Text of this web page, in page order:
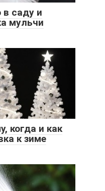
саду и
мульчи
когда и как
к зиме